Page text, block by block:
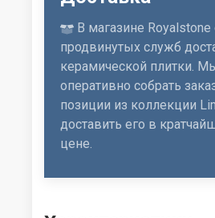
В магазине
продвинутых служб
керамической плитки.
оперативно собрать
позиции из коллекции
доставить его в
цене.